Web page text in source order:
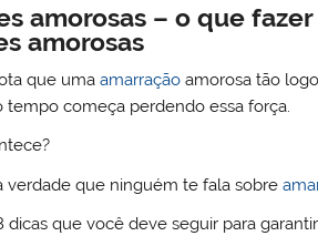
itt
er
c
e
b
k
er
e
st
k
e
dI
at
A
lo
k.
m
d
e
ss
amorosas – o que
amorosas
que umaamarração amorosa tão
tempo começa perdendo essa força.
verdade que ninguém te fala sobre
dicas que você deve seguir para